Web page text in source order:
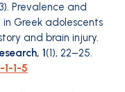
Prevalence and
in Greek adolescents
and brain injury.
1 (1), 22–25.
1-5